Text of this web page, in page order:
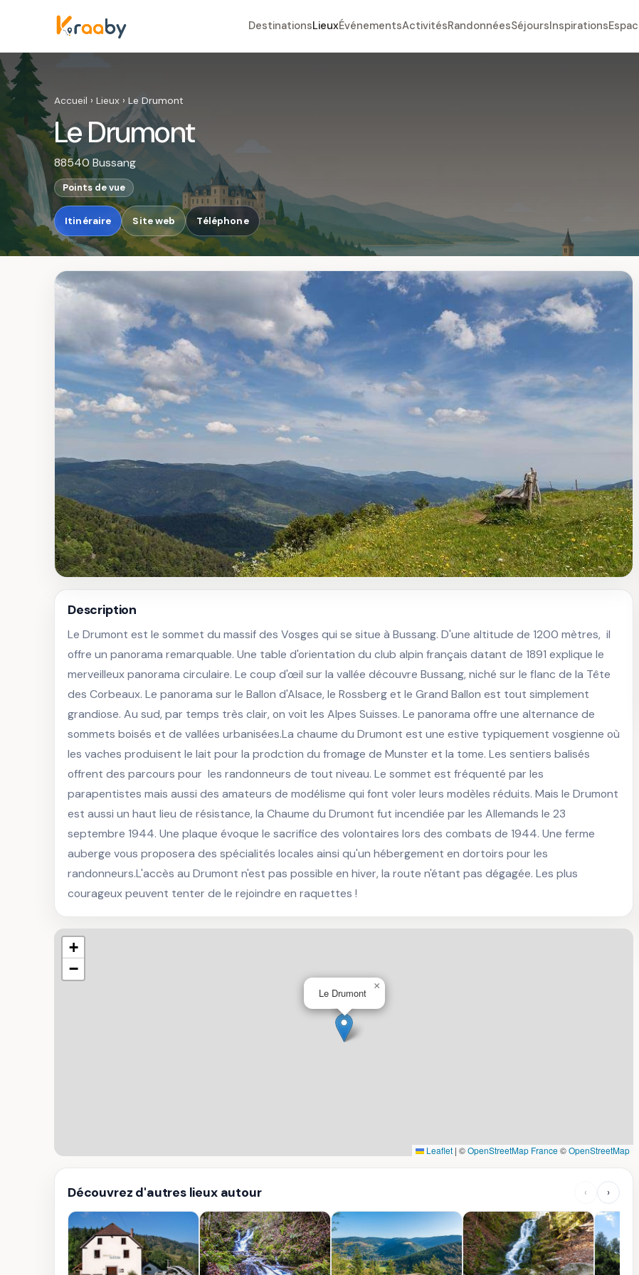
DestinationsLieuxÉvénementsActivitésRandonnéesSéjoursInspirations
Accueil › Lieux › Le Drumont
Le Drumont
88540 Bussang
Points de vue
Itinéraire Site web Téléphone
Description
Le Drumont est le sommet du massif des Vosges qui se situe à Bussang. D'une altitude de 1200 mètres,  il
offre un panorama remarquable. Une table d'orientation du club alpin français datant de 1891 explique le
merveilleux panorama circulaire. Le coup d'œil sur la vallée découvre Bussang, niché sur le flanc de la Tête
des Corbeaux. Le panorama sur le Ballon d'Alsace, le Rossberg et le Grand Ballon est tout simplement
grandiose. Au sud, par temps très clair, on voit les Alpes Suisses. Le panorama offre une alternance de
sommets boisés et de vallées urbanisées.La chaume du Drumont est une estive typiquement vosgienne où
les vaches produisent le lait pour la prodction du fromage de Munster et la tome. Les sentiers balisés
offrent des parcours pour  les randonneurs de tout niveau. Le sommet est fréquenté par les
parapentistes mais aussi des amateurs de modélisme qui font voler leurs modèles réduits. Mais le Drumont
est aussi un haut lieu de résistance, la Chaume du Drumont fut incendiée par les Allemands le 23
septembre 1944. Une plaque évoque le sacrifice des volontaires lors des combats de 1944. Une ferme
auberge vous proposera des spécialités locales ainsi qu'un hébergement en dortoirs pour les
randonneurs.L'accès au Drumont n'est pas possible en hiver, la route n'étant pas dégagée. Les plus
courageux peuvent tenter de le rejoindre en raquettes !
Le Drumont
×
+
−
Leaflet | ©OpenStreetMap France©OpenStreetMap
Découvrez d'autres lieux autour ‹ ›